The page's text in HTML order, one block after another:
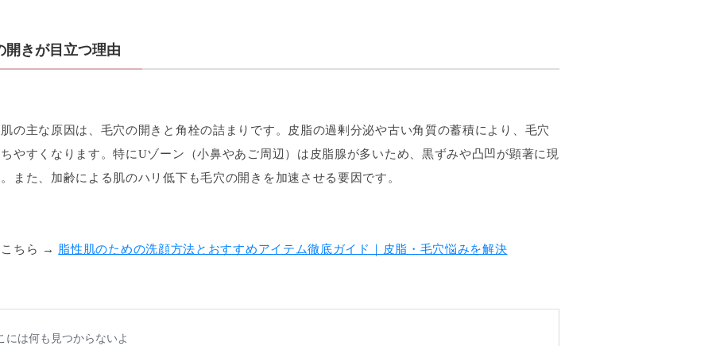
開きが目立つ理由
の主な原因は、毛穴の開きと角栓の詰まりです。皮脂の過剰分泌や古い角質の蓄積により、毛穴
やすくなります。特にUゾーン（小鼻やあご周辺）は皮脂腺が多いため、黒ずみや凸凹が顕著に現
また、加齢による肌のハリ低下も毛穴の開きを加速させる要因です。
ちら → 脂性肌のための洗顔方法とおすすめアイテム徹底ガイド｜皮脂・毛穴悩みを解決